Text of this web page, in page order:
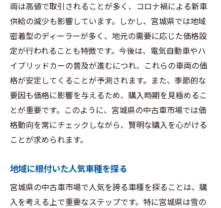
両は高値で取引されることが多く、コロナ禍による新車
供給の減少も影響しています。しかし、宮城県では地域
密着型のディーラーが多く、地元の需要に応じた価格設
定が行われることも特徴です。今後は、電気自動車やハ
イブリッドカーの普及が進むにつれ、これらの車両の価
格が安定してくることが予測されます。また、季節的な
要因も価格に影響を与えるため、購入時期を見極めるこ
とが重要です。このように、宮城県の中古車市場では価
格動向を常にチェックしながら、賢明な購入を心がける
ことが求められます。
地域に根付いた人気車種を探る
宮城県の中古車市場で人気を誇る車種を探ることは、購
入を考える上で重要なステップです。特に宮城県は雪の